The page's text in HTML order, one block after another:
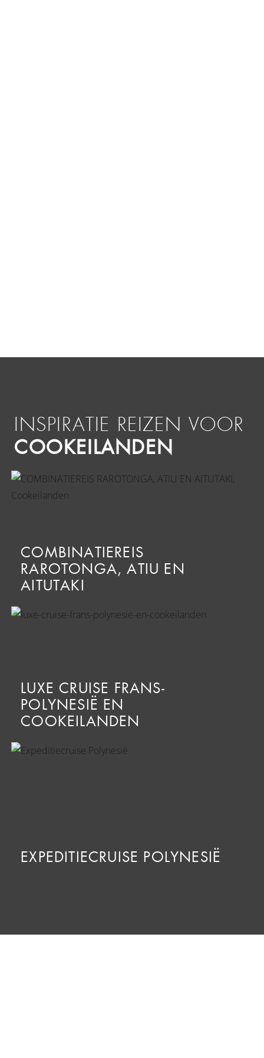
INSPIRATIE REIZEN VOOR
COOKEILANDEN
COMBINATIEREIS
RAROTONGA, ATIU EN
AITUTAKI
LUXE CRUISE FRANS-
POLYNESIË EN
COOKEILANDEN
EXPEDITIECRUISE POLYNESIË